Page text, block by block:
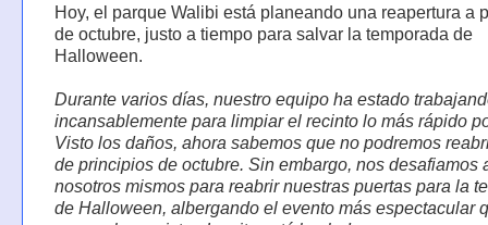
Hoy, el parque Walibi está planeando una reapertura a
de octubre, justo a tiempo para salvar la temporada de
Halloween.
Durante varios días, nuestro equipo ha estado
incansablemente para limpiar el recinto lo más rápido
Visto los daños, ahora sabemos que no podremos
de principios de octubre. Sin embargo, nos desafiamos
nosotros mismos para reabrir nuestras puertas para la
de Halloween, albergando el evento más espectacular